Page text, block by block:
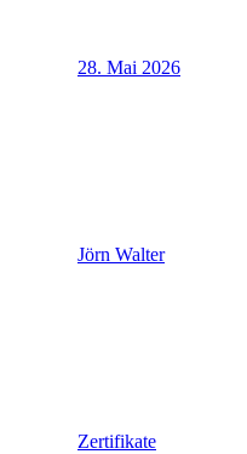
28. Mai 2026
Jörn Walter
Zertifikate